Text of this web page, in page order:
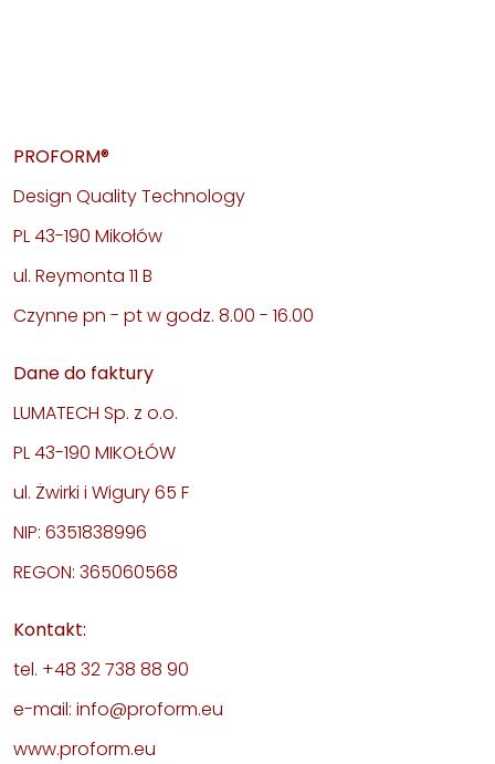
PROFORM®
Design Quality Technology
PL 43-190 Mikołów
ul. Reymonta 11 B
Czynne pn - pt w godz. 8.00 - 16.00
Dane do faktury
LUMATECH Sp. z o.o.
PL 43-190 MIKOŁÓW
ul. Żwirki i Wigury 65 F
NIP: 6351838996
REGON: 365060568
Kontakt:
tel. +48 32 738 88 90
e-mail: info@proform.eu
www.proform.eu